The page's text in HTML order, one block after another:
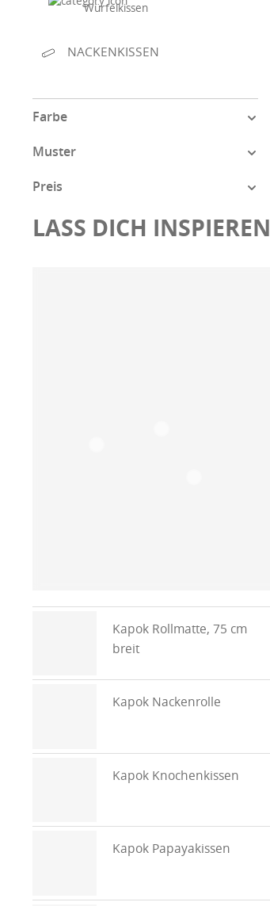
Würfelkissen
NACKENKISSEN
Farbe
Muster
Preis
LASS DICH INSPIEREN
Kapok Rollmatte, 75 cm
breit
Kapok Nackenrolle
Kapok Knochenkissen
Kapok Papayakissen